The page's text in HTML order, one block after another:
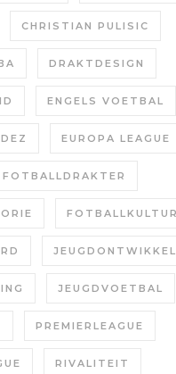
CHRISTIAN PULISIC
DRAKTDESIGN
ENGELS VOETBAL
EUROPA LEAGUE
FOTBALLDRAKTER
FOTBALLKULTUR
JEUGDVOETBAL
PREMIERLEAGUE
RIVALITEIT